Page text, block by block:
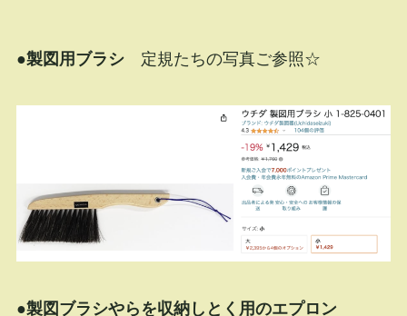
●製図用ブラシ定規たちの写真ご参照☆
●製図ブラシやらを収納しとく用のエプロン